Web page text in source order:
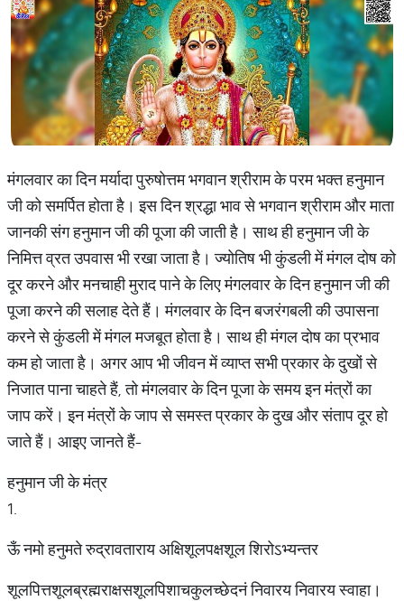
मंगलवार का दिन मर्यादा पुरुषोत्तम भगवान श्रीराम के परम भक्त हनुमान
जी को समर्पित होता है। इस दिन श्रद्धा भाव से भगवान श्रीराम और माता
जानकी संग हनुमान जी की पूजा की जाती है। साथ ही हनुमान जी के
निमित्त व्रत उपवास भी रखा जाता है। ज्योतिष भी कुंडली में मंगल दोष को
दूर करने और मनचाही मुराद पाने के लिए मंगलवार के दिन हनुमान जी की
पूजा करने की सलाह देते हैं। मंगलवार के दिन बजरंगबली की उपासना
करने से कुंडली में मंगल मजबूत होता है। साथ ही मंगल दोष का प्रभाव
कम हो जाता है। अगर आप भी जीवन में व्याप्त सभी प्रकार के दुखों से
निजात पाना चाहते हैं, तो मंगलवार के दिन पूजा के समय इन मंत्रों का
जाप करें। इन मंत्रों के जाप से समस्त प्रकार के दुख और संताप दूर हो
जाते हैं। आइए जानते हैं-
हनुमान जी के मंत्र
1.
ऊँ नमो हनुमते रुद्रावताराय अक्षिशूलपक्षशूल शिरोऽभ्यन्तर
शूलपित्तशूलब्रह्मराक्षसशूलपिशाचकुलच्छेदनं निवारय निवारय स्वाहा।